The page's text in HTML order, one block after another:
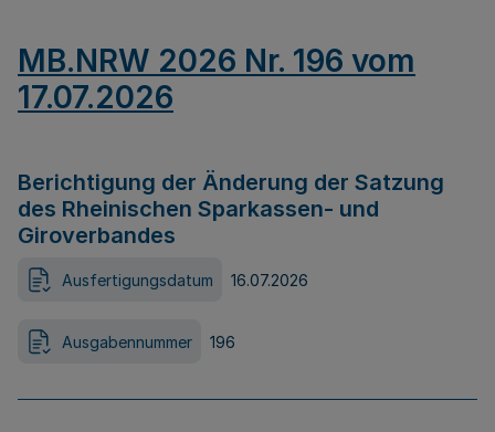
MB.NRW 2026 Nr. 196 vom
17.07.2026
Berichtigung der Änderung der Satzung
des Rheinischen Sparkassen- und
Giroverbandes
Ausfertigungsdatum 16.07.2026
Ausgabennummer 196